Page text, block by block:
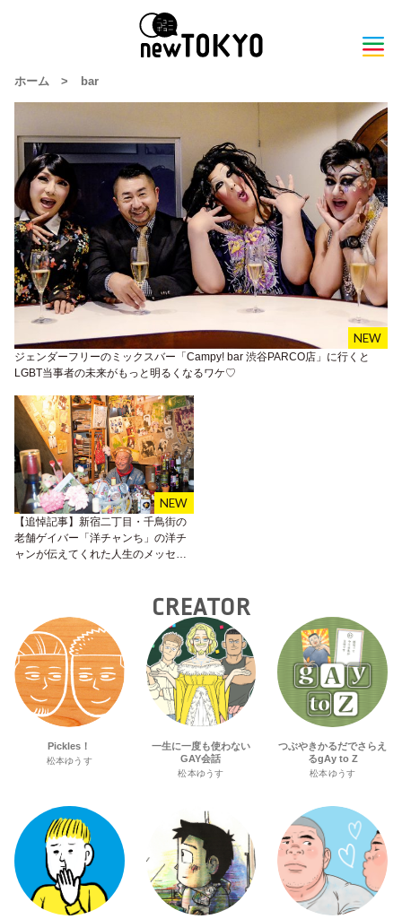
ホーム > bar
ジェンダーフリーのミックスバー「Campy! bar 渋谷PARCO店」に行くと
LGBT当事者の未来がもっと明るくなるワケ♡
【追悼記事】新宿二丁目・千鳥街の
老舗ゲイバー「洋チャンち」の洋チ
ャンが伝えてくれた人生のメッセー
CREATOR
Pickles！
松本ゆうす
一生に一度も使わない
GAY会話
松本ゆうす
つぶやきかるだでさらえ
るgAy to Z
松本ゆうす